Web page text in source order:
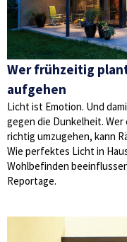
Wer frühzeitig
aufgehen
Licht ist Emotion. Und
gegen die Dunkelheit.
richtig umzugehen, kann
Wie perfektes Licht in
Wohlbefinden
Reportage.